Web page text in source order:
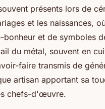
présents lors de
et les naissances,
bonheur et de symboles
du métal, souvent en
faire transmis de
artisan apportant sa
chefs-d'œuvre.